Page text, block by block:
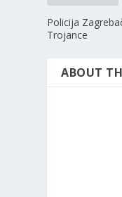
Policija
Trojance
ABOUT